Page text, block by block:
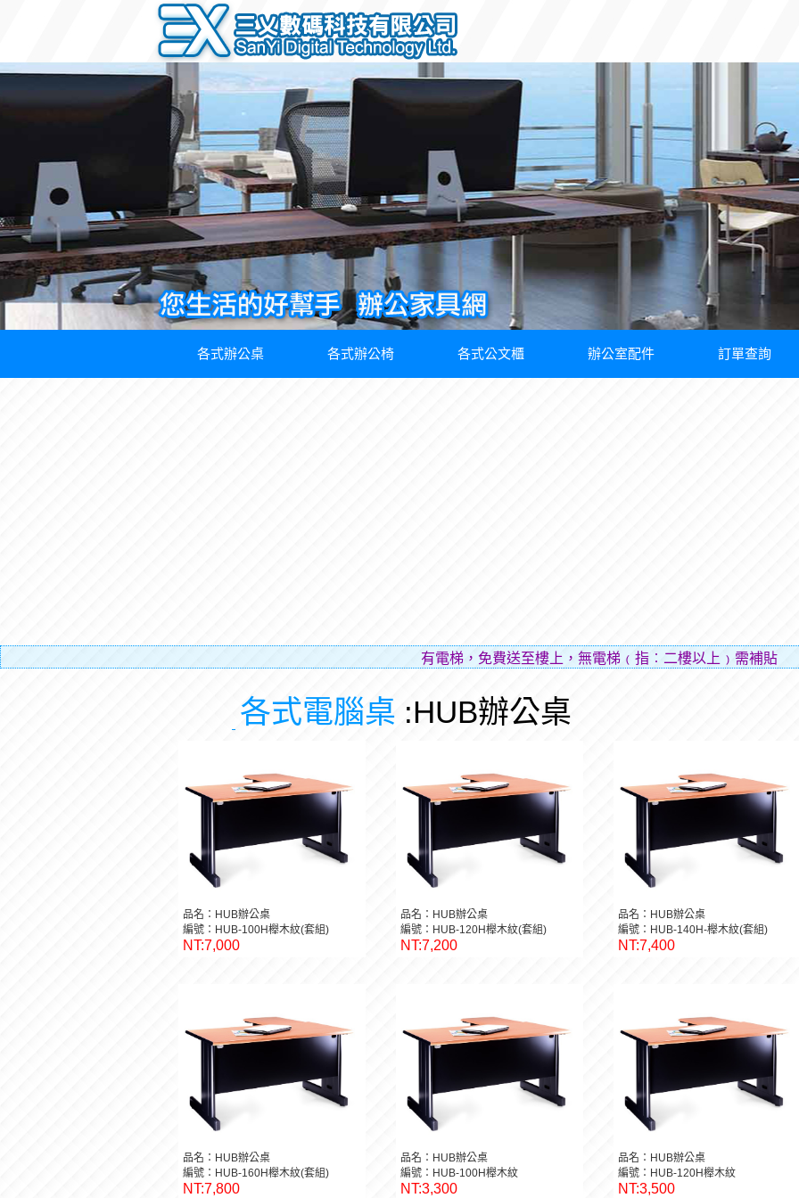
各式辦公桌 各式辦公椅 各式公文櫃 辦公室配件 訂單查詢
有電梯，免費送至樓上，無電梯﹙指︰二樓以上﹚需補貼樓層費用
各式電腦桌 :HUB辦公桌
品名：HUB辦公桌
編號：HUB-100H櫸木紋(套組)
NT:7,000
品名：HUB辦公桌
編號：HUB-120H櫸木紋(套組)
NT:7,200
品名：HUB辦公桌
編號：HUB-140H-櫸木紋(套組)
NT:7,400
品名：HUB辦公桌
編號：HUB-160H櫸木紋(套組)
NT:7,800
品名：HUB辦公桌
編號：HUB-100H櫸木紋
NT:3,300
品名：HUB辦公桌
編號：HUB-120H櫸木紋
NT:3,500